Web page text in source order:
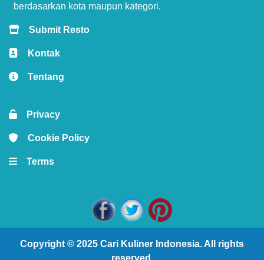
berdasarkan kota maupun kategori.
Submit Resto
Kontak
Tentang
Privacy
Cookie Policy
Terms
Copyright © 2025 Cari Kuliner Indonesia. All rights
reserved.